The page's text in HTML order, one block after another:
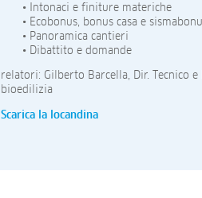
• Intonaci e finiture materiche
• Ecobonus, bonus casa e
• Panoramica cantieri
• Dibattito e domande
relatori: Gilberto Barcella, Dir. Tecnico e
bioedilizia
Scarica la locandina